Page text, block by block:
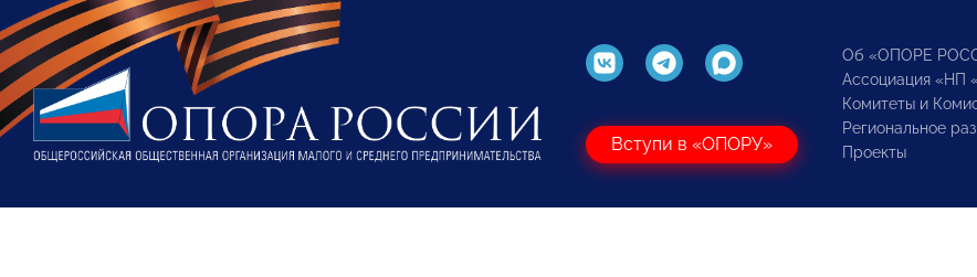
Вступи в «ОПОРУ»
Об «ОПОРЕ
Ассоциация «НП
Комитеты и
Региональное
Проекты